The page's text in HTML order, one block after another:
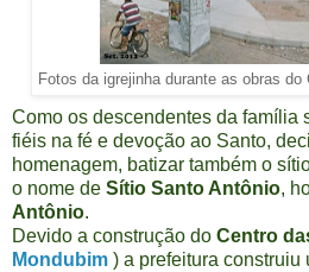
Fotos da igrejinha durante as obras
Como os descendentes da família
fiéis na fé e devoção ao Santo,
homenagem, batizar também o
o nome de Sítio Santo Antônio,
Antônio.
Devido a construção do Centro
Mondubim ) a prefeitura construiu